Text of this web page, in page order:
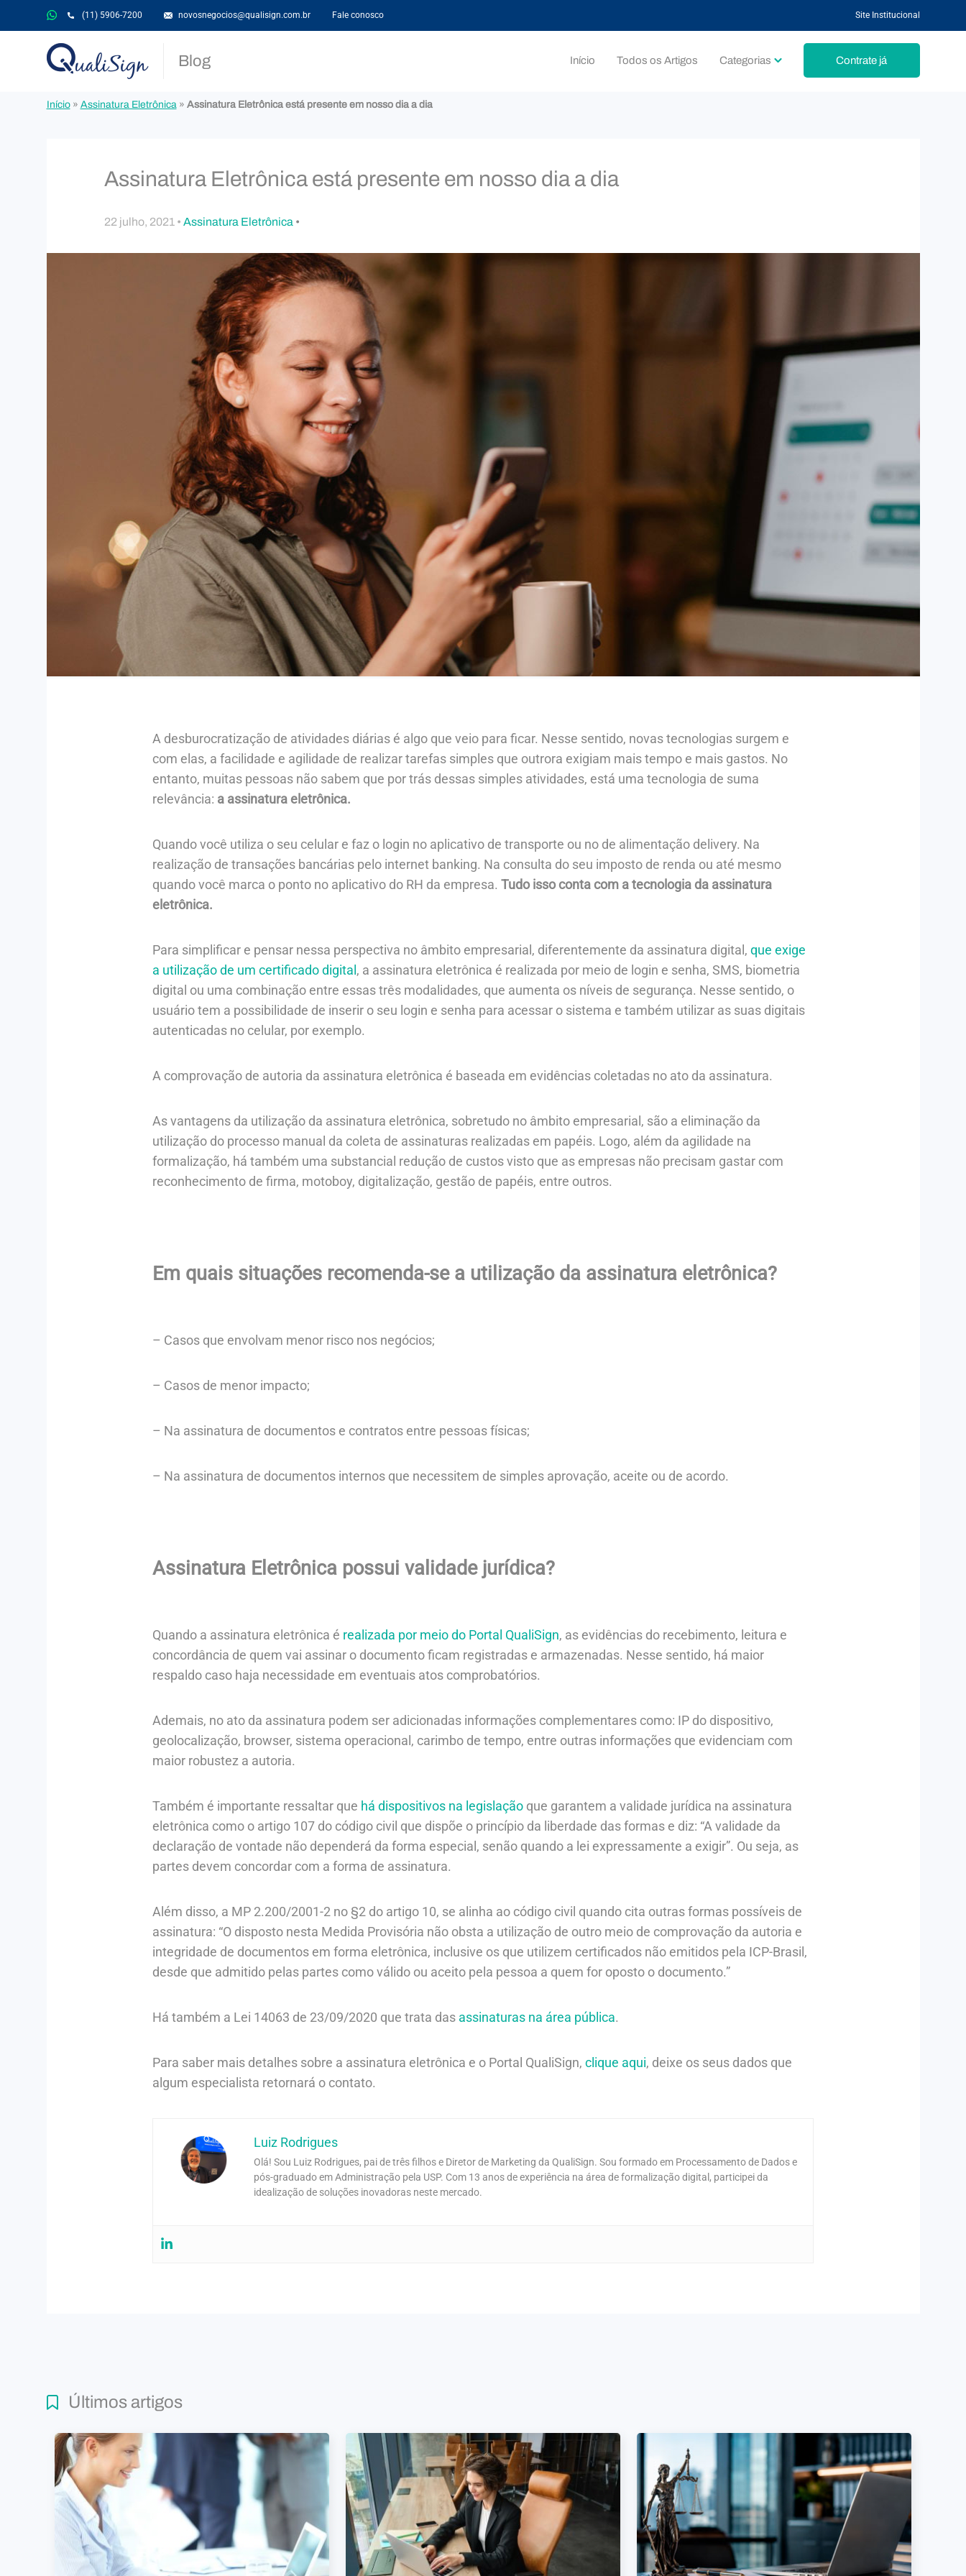
(11) 5906-7200 novosnegocios@qualisign.com.br Fale conosco Site Institucional
Blog Início Todos os Artigos Categorias Contrate já
Início» Assinatura Eletrônica» Assinatura Eletrônica está presente em nosso dia a dia
Assinatura Eletrônica está presente em nosso dia a dia
22 julho, 2021 • Assinatura Eletrônica •
A desburocratização de atividades diárias é algo que veio para ficar. Nesse sentido, novas tecnologias surgem e
com elas, a facilidade e agilidade de realizar tarefas simples que outrora exigiam mais tempo e mais gastos. No
entanto, muitas pessoas não sabem que por trás dessas simples atividades, está uma tecnologia de suma
relevância: a assinatura eletrônica.
Quando você utiliza o seu celular e faz o login no aplicativo de transporte ou no de alimentação delivery. Na
realização de transações bancárias pelo internet banking. Na consulta do seu imposto de renda ou até mesmo
quando você marca o ponto no aplicativo do RH da empresa.Tudo isso conta com a tecnologia da assinatura
eletrônica.
Para simplificar e pensar nessa perspectiva no âmbito empresarial, diferentemente da assinatura digital,que exige
a utilização de um certificado digital, a assinatura eletrônica é realizada por meio de login e senha, SMS, biometria
digital ou uma combinação entre essas três modalidades, que aumenta os níveis de segurança. Nesse sentido, o
usuário tem a possibilidade de inserir o seu login e senha para acessar o sistema e também utilizar as suas digitais
autenticadas no celular, por exemplo.
A comprovação de autoria da assinatura eletrônica é baseada em evidências coletadas no ato da assinatura.
As vantagens da utilização da assinatura eletrônica, sobretudo no âmbito empresarial, são a eliminação da
utilização do processo manual da coleta de assinaturas realizadas em papéis. Logo, além da agilidade na
formalização, há também uma substancial redução de custos visto que as empresas não precisam gastar com
reconhecimento de firma, motoboy, digitalização, gestão de papéis, entre outros.
Em quais situações recomenda-se a utilização da assinatura eletrônica?
– Casos que envolvam menor risco nos negócios;
– Casos de menor impacto;
– Na assinatura de documentos e contratos entre pessoas físicas;
– Na assinatura de documentos internos que necessitem de simples aprovação, aceite ou de acordo.
Assinatura Eletrônica possui validade jurídica?
Quando a assinatura eletrônica é realizada por meio do Portal QualiSign, as evidências do recebimento, leitura e
concordância de quem vai assinar o documento ficam registradas e armazenadas. Nesse sentido, há maior
respaldo caso haja necessidade em eventuais atos comprobatórios.
Ademais, no ato da assinatura podem ser adicionadas informações complementares como: IP do dispositivo,
geolocalização, browser, sistema operacional, carimbo de tempo, entre outras informações que evidenciam com
maior robustez a autoria.
Também é importante ressaltar que há dispositivos na legislação que garantem a validade jurídica na assinatura
eletrônica como o artigo 107 do código civil que dispõe o princípio da liberdade das formas e diz: “A validade da
declaração de vontade não dependerá da forma especial, senão quando a lei expressamente a exigir”. Ou seja, as
partes devem concordar com a forma de assinatura.
Além disso, a MP 2.200/2001-2 no §2 do artigo 10, se alinha ao código civil quando cita outras formas possíveis de
assinatura: “O disposto nesta Medida Provisória não obsta a utilização de outro meio de comprovação da autoria e
integridade de documentos em forma eletrônica, inclusive os que utilizem certificados não emitidos pela ICP-Brasil,
desde que admitido pelas partes como válido ou aceito pela pessoa a quem for oposto o documento.”
Há também a Lei 14063 de 23/09/2020 que trata das assinaturas na área pública.
Para saber mais detalhes sobre a assinatura eletrônica e o Portal QualiSign,clique aqui, deixe os seus dados que
algum especialista retornará o contato.
Luiz Rodrigues
Olá! Sou Luiz Rodrigues, pai de três filhos e Diretor de Marketing da QualiSign. Sou formado em Processamento de Dados e
pós-graduado em Administração pela USP. Com 13 anos de experiência na área de formalização digital, participei da
idealização de soluções inovadoras neste mercado.
Últimos artigos